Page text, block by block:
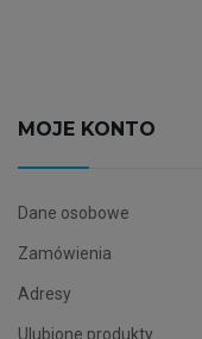
MOJE KONTO
Dane osobowe
Zamówienia
Adresy
Ulubione produkty